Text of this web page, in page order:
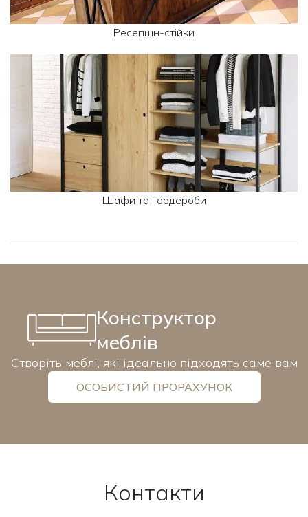
Ресепшн-стійки
Шафи та гардероби
Конструктор
меблів
Створіть меблі, які ідеально підходять саме вам
ОСОБИСТИЙ ПРОРАХУНОК
Контакти